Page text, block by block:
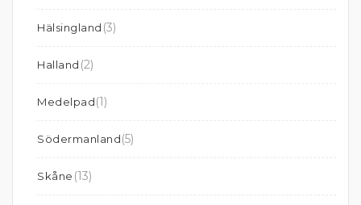
Hälsingland (3)
Halland (2)
Medelpad(1)
Södermanland(5)
Skåne (13)